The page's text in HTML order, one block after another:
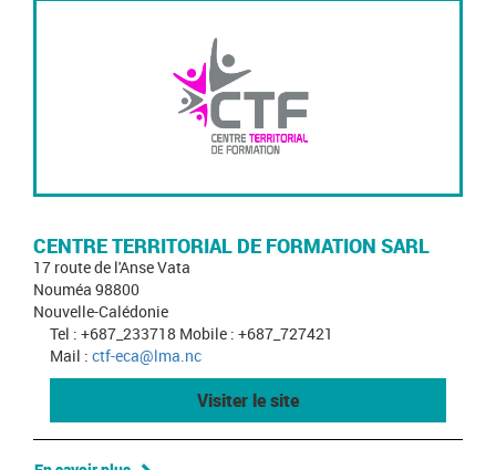
CENTRE TERRITORIAL DE FORMATION SARL
17 route de l'Anse Vata
Nouméa 98800
Nouvelle-Calédonie
Tel : +687_233718 Mobile : +687_727421
Mail : ctf-eca@lma.nc
Visiter le site